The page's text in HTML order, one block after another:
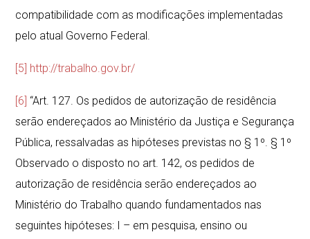
compatibilidade com as modificações implementadas
pelo atual Governo Federal.
[5] http://trabalho.gov.br/
[6] “Art. 127. Os pedidos de autorização de residência
serão endereçados ao Ministério da Justiça e Segurança
Pública, ressalvadas as hipóteses previstas no § 1º. § 1º
Observado o disposto no art. 142, os pedidos de
autorização de residência serão endereçados ao
Ministério do Trabalho quando fundamentados nas
seguintes hipóteses: I – em pesquisa, ensino ou